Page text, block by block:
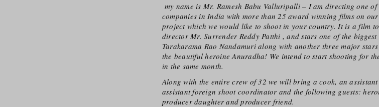
my name is Mr. Ramesh Babu Valluripalli– I am directing one of
companies in India with more than 25 award winning films on
project which we would like to shoot in your country. It is a film
director Mr. Surrender Reddy Patthi , and stars one of the
Tarakarama Rao Nandamuri along with another three major
the beautiful heroine Anuradha! We intend to start shooting for
in the same month.
Along with the entire crew of 32 we will bring a cook, an
assistant foreign shoot coordinator and the following guests:
producer daughter and producer friend.